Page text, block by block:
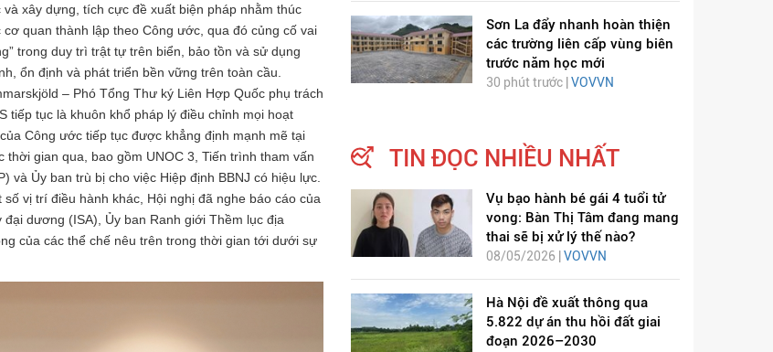
xây dựng, tích cực đề xuất biện pháp nhằm thúc
quan thành lập theo Công ước, qua đó củng cố vai
trong duy trì trật tự trên biển, bảo tồn và sử dụng
ổn định và phát triển bền vững trên toàn cầu.
– Phó Tổng Thư ký Liên Hợp Quốc phụ trách
tiếp tục là khuôn khổ pháp lý điều chỉnh mọi hoạt
Công ước tiếp tục được khẳng định mạnh mẽ tại
gian qua, bao gồm UNOC 3, Tiến trình tham vấn
Ủy ban trù bị cho việc Hiệp định BBNJ có hiệu lực.
vị trí điều hành khác, Hội nghị đã nghe báo cáo của
dương (ISA), Ủy ban Ranh giới Thềm lục địa
của các thể chế nêu trên trong thời gian tới dưới sự
Sơn La đẩy nhanh hoàn thiện
các trường liên cấp vùng biên
trước năm học mới
30 phút trước | VOVVN
TIN ĐỌC NHIỀU NHẤT
Vụ bạo hành bé gái 4 tuổi tử
vong: Bàn Thị Tâm đang mang
thai sẽ bị xử lý thế nào?
08/05/2026 | VOVVN
Hà Nội đề xuất thông qua
5.822 dự án thu hồi đất giai
đoạn 2026–2030